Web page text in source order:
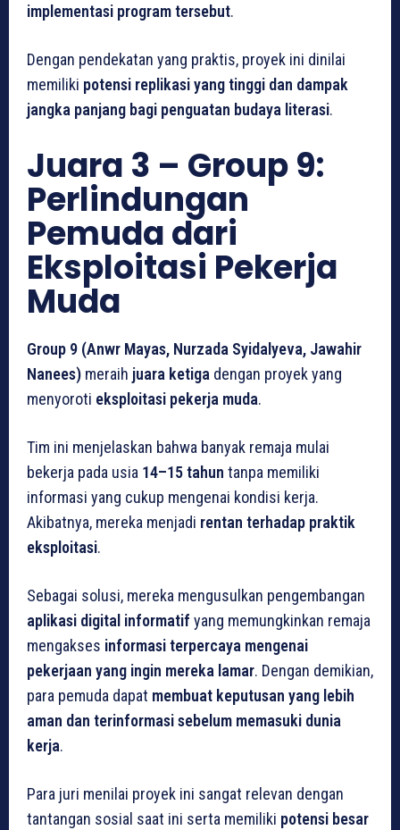
implementasi program tersebut.
Dengan pendekatan yang praktis, proyek ini dinilai
memiliki potensi replikasi yang tinggi dan dampak
jangka panjang bagi penguatan budaya literasi.
Juara 3 – Group 9:
Perlindungan
Pemuda dari
Eksploitasi Pekerja
Muda
Group 9 (Anwr Mayas, Nurzada Syidalyeva, Jawahir
Nanees) meraih juara ketiga dengan proyek yang
menyoroti eksploitasi pekerja muda.
Tim ini menjelaskan bahwa banyak remaja mulai
bekerja pada usia 14–15 tahun tanpa memiliki
informasi yang cukup mengenai kondisi kerja.
Akibatnya, mereka menjadi rentan terhadap praktik
eksploitasi.
Sebagai solusi, mereka mengusulkan pengembangan
aplikasi digital informatif yang memungkinkan remaja
mengakses informasi terpercaya mengenai
pekerjaan yang ingin mereka lamar. Dengan demikian,
para pemuda dapat membuat keputusan yang lebih
aman dan terinformasi sebelum memasuki dunia
kerja.
Para juri menilai proyek ini sangat relevan dengan
tantangan sosial saat ini serta memiliki potensi besar